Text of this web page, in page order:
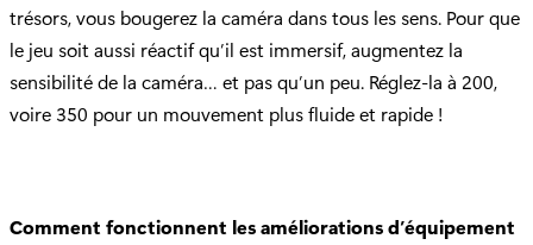
trésors, vous bougerez la caméra dans tous les sens. Pour que
le jeu soit aussi réactif qu’il est immersif, augmentez la
sensibilité de la caméra… et pas qu’un peu. Réglez-la à 200,
voire 350 pour un mouvement plus fluide et rapide !
Comment fonctionnent les améliorations d’équipement